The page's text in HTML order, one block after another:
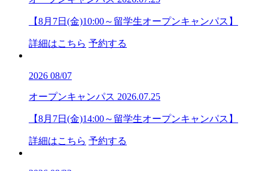
【8月7日(金)10:00～留学生オープンキャンパス】
詳細はこちら 予約する
2026 08/07
オープンキャンパス 2026.07.25
【8月7日(金)14:00～留学生オープンキャンパス】
詳細はこちら 予約する